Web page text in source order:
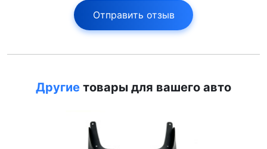
Отправить отзыв
Другие товары для вашего авто